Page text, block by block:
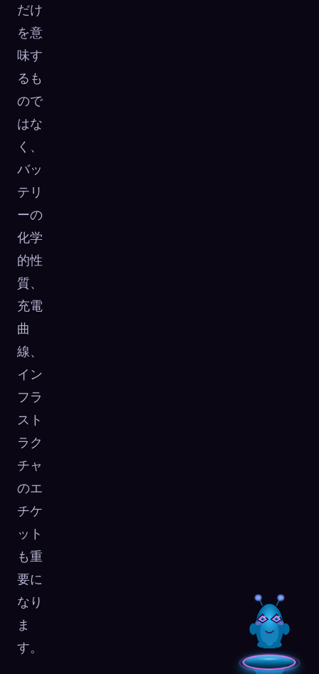
だけ
を意
味す
るも
ので
はな
く、
バッ
テリ
ーの
化学
的性
質、
充電
曲
線、
イン
フラ
スト
ラク
チャ
のエ
チケ
ット
も重
要に
なり
ま
す。